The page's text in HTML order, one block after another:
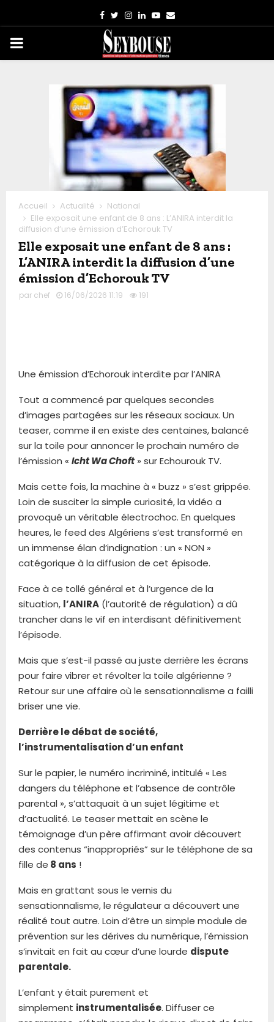
Facebook
TwitterInstagram
LinkedinYoutube
Email
PRIMARY
Accueil Actualité
National
Elle exposait une enfant de 8 ans : L’ANIRA interdit la
diffusion d’une émission d’Echorouk TV
Elle exposait une enfant de 8 ans :
L’ANIRA interdit la diffusion d’une
émission d’Echorouk TV
par chef 16/06/2026 11:19 191
Une émission d’Echorouk interdite par l’ANIRA
Tout a commencé par quelques secondes
d’images partagées sur les réseaux sociaux. Un
teaser, comme il en existe des centaines, balancé
sur la toile pour annoncer le prochain numéro de
l’émission « Icht Wa Choft» sur Echourouk TV.
Mais cette fois, la machine à « buzz » s’est grippée.
Loin de susciter la simple curiosité, la vidéo a
provoqué un véritable électrochoc. En quelques
heures, le feed des Algériens s’est transformé en
un immense élan d’indignation : un « NON »
catégorique à la diffusion de cet épisode.
Face à ce tollé général et à l’urgence de la
situation, l’ANIRA (l’autorité de régulation) a dû
trancher dans le vif en interdisant définitivement
l’épisode.
Mais que s’est-il passé au juste derrière les écrans
pour faire vibrer et révolter la toile algérienne ?
Retour sur une affaire où le sensationnalisme a failli
briser une vie.
Derrière le débat de société,
l’instrumentalisation d’un enfant
Sur le papier, le numéro incriminé, intitulé « Les
dangers du téléphone et l’absence de contrôle
parental », s’attaquait à un sujet légitime et
d’actualité. Le teaser mettait en scène le
témoignage d’un père affirmant avoir découvert
des contenus “inappropriés” sur le téléphone de sa
fille de 8 ans !
Mais en grattant sous le vernis du
sensationnalisme, le régulateur a découvert une
réalité tout autre. Loin d’être un simple module de
prévention sur les dérives du numérique, l’émission
s’invitait en fait au cœur d’une lourde dispute
parentale.
L’enfant y était purement et
simplement instrumentalisée. Diffuser ce